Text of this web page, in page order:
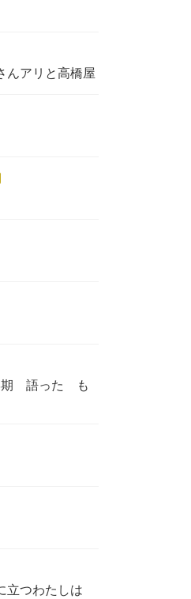
んアリと高橋屋
期 語った も
つわたしは